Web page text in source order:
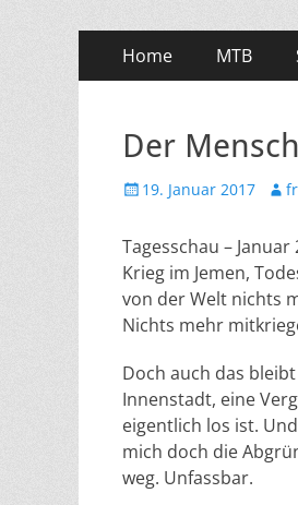
Primäres
Menü
Inhalt
Home MTB
Der
Veröffentlicht
19. Januar 2017
Tagesschau –
Krieg im Jemen,
von der Welt nichts
Nichts mehr
Doch auch das
Innenstadt, eine
eigentlich los ist.
mich doch die
weg. Unfassbar.